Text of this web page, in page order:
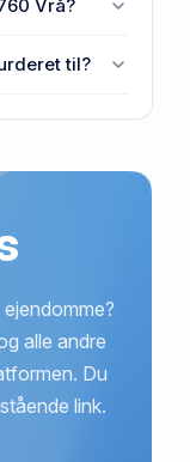
Vrå?
til?
alle andre
Du
link.